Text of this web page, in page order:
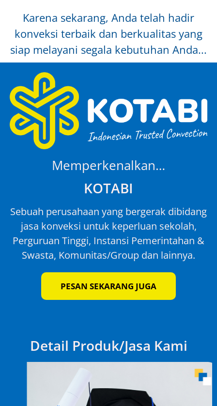
Karena sekarang, Anda telah hadir
konveksi terbaik dan berkualitas yang
siap melayani segala kebutuhan Anda...
Memperkenalkan…
KOTABI
Sebuah perusahaan yang bergerak dibidang
jasa konveksi untuk keperluan sekolah,
Perguruan Tinggi, Instansi Pemerintahan &
Swasta, Komunitas/Group dan lainnya.
PESAN SEKARANG JUGA
Detail Produk/Jasa Kami